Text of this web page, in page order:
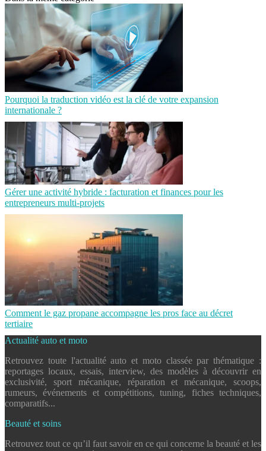
Pourquoi la traduction vidéo est la clé de votre expansion
internationale ?
Gérer une activité hybride : facturation et finances pour les
entrepreneurs multi-projets
Comment le gaz propane accompagne les pros face au décret
tertiaire
Actualité auto et moto
Retrouvez toute l'actualité auto et moto classée par thématique :
reportages locaux, essais, interview, des modèles à découvrir en
exclusivité, sport mécanique, réparation et mécanique, scoops,
rumeurs, événements et compétitions, tuning, fiches techniques,
comparatifs...
Beauté et soins
Retrouvez tout ce qu’il faut savoir en ce qui concerne la beauté et les